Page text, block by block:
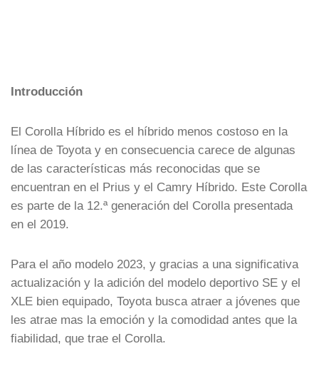
Introducción
El Corolla Híbrido es el híbrido menos costoso en la
línea de Toyota y en consecuencia carece de algunas
de las características más reconocidas que se
encuentran en el Prius y el Camry Híbrido. Este Corolla
es parte de la 12.ª generación del Corolla presentada
en el 2019.
Para el año modelo 2023, y gracias a una significativa
actualización y la adición del modelo deportivo SE y el
XLE bien equipado, Toyota busca atraer a jóvenes que
les atrae mas la emoción y la comodidad antes que la
fiabilidad, que trae el Corolla.